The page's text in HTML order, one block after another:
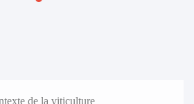
de la viticulture